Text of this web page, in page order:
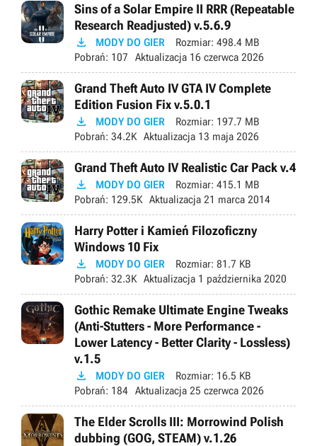
Sins of a Solar Empire II RRR (Repeatable
Research Readjusted) v.5.6.9
 MODY DO GIER Rozmiar: 498.4 MB
Pobrań: 107 Aktualizacja 16 czerwca 2026
Grand Theft Auto IV GTA IV Complete
Edition Fusion Fix v.5.0.1
 MODY DO GIER Rozmiar: 197.7 MB
Pobrań: 34.2K Aktualizacja 13 maja 2026
Grand Theft Auto IV Realistic Car Pack v.4
 MODY DO GIER Rozmiar: 415.1 MB
Pobrań: 129.5K Aktualizacja 21 marca 2014
Harry Potter i Kamień Filozoficzny
Windows 10 Fix
 MODY DO GIER Rozmiar: 81.7 KB
Pobrań: 32.3K Aktualizacja 1 października 2020
Gothic Remake Ultimate Engine Tweaks
(Anti-Stutters - More Performance -
Lower Latency - Better Clarity - Lossless)
v.1.5
 MODY DO GIER Rozmiar: 16.5 KB
Pobrań: 184 Aktualizacja 25 czerwca 2026
The Elder Scrolls III: Morrowind Polish
dubbing (GOG, STEAM) v.1.26